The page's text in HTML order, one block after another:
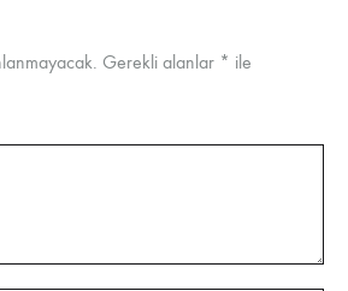
Gerekli alanlar * ile